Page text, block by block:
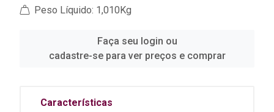
Peso Líquido: 1,010Kg
Faça seu login ou
cadastre-se para ver preços e comprar
Características